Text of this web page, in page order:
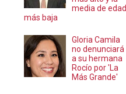
media de edad
más baja
Gloria Camila
no denunciará
a su hermana
Rocío por 'La
Más Grande'